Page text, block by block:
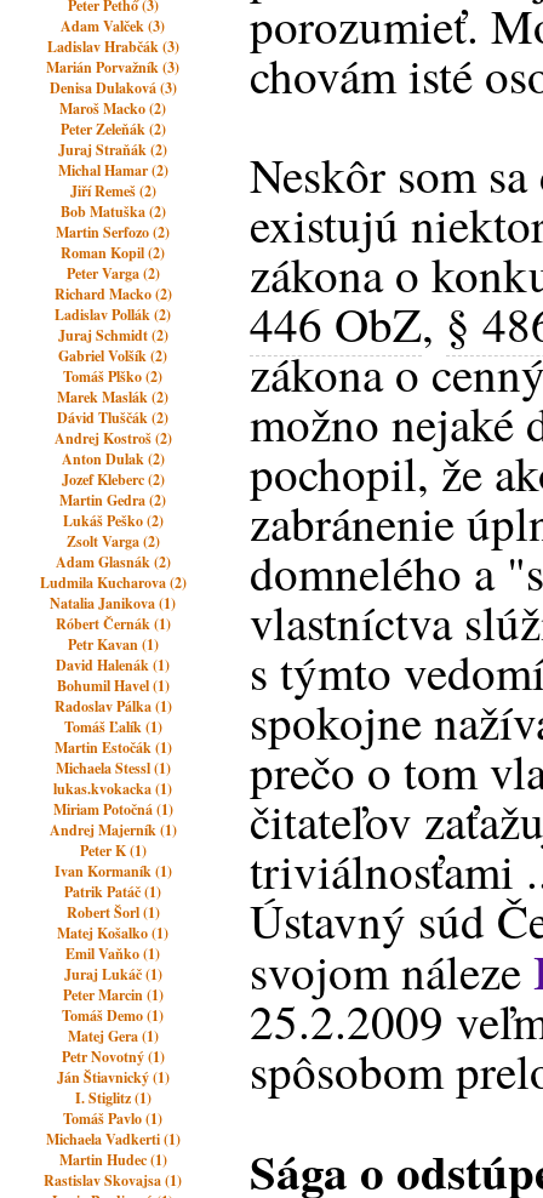
Peter Pethő (3)
Adam Valček (3)
Ladislav Hrabčák (3)
Marián Porvažník (3)
Denisa Dulaková (3)
Maroš Macko (2)
Peter Zeleňák (2)
Juraj Straňák (2)
Michal Hamar (2)
Jiří Remeš (2)
Bob Matuška (2)
Martin Serfozo (2)
Roman Kopil (2)
Peter Varga (2)
Richard Macko (2)
Ladislav Pollák (2)
Juraj Schmidt (2)
Gabriel Volšík (2)
Tomáš Plško (2)
Marek Maslák (2)
Dávid Tluščák (2)
Andrej Kostroš (2)
Anton Dulak (2)
Jozef Kleberc (2)
Martin Gedra (2)
Lukáš Peško (2)
Zsolt Varga (2)
Adam Glasnák (2)
Ludmila Kucharova (2)
Natalia Janikova (1)
Róbert Černák (1)
Petr Kavan (1)
David Halenák (1)
Bohumil Havel (1)
Radoslav Pálka (1)
Tomáš Ľalík (1)
Martin Estočák (1)
Michaela Stessl (1)
lukas.kvokacka (1)
Miriam Potočná (1)
Andrej Majerník (1)
Peter K (1)
Ivan Kormaník (1)
Patrik Patáč (1)
Robert Šorl (1)
Matej Košalko (1)
Emil Vaňko (1)
Juraj Lukáč (1)
Peter Marcin (1)
Tomáš Demo (1)
Matej Gera (1)
Petr Novotný (1)
Ján Štiavnický (1)
I. Stiglitz (1)
Tomáš Pavlo (1)
Michaela Vadkerti (1)
Martin Hudec (1)
Rastislav Skovajsa (1)
porozumieť.
chovám isté
Neskôr som
existujú
zákona o
446 ObZ, §
zákona o
možno nejaké
pochopil, že
zabránenie
domnelého a
vlastníctva
s týmto
spokojne
prečo o tom
čitateľov
triviálnosťami
Ústavný súd
svojom náleze
25.2.2009
spôsobom
Sága o